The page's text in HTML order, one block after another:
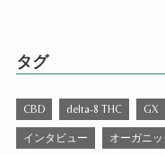
タグ
CBD delta-8 THC GX
インタビュー オーガニッ